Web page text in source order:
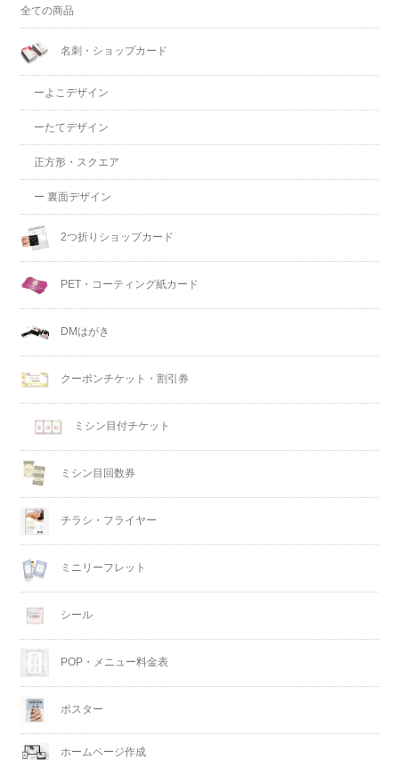
全ての商品
名刺・ショップカード
ーよこデザイン
ーたてデザイン
正方形・スクエア
ー 裏面デザイン
2つ折りショップカード
PET・コーティング紙カード
DMはがき
クーポンチケット・割引券
ミシン目付チケット
ミシン目回数券
チラシ・フライヤー
ミニリーフレット
シール
POP・メニュー料金表
ポスター
ホームページ作成